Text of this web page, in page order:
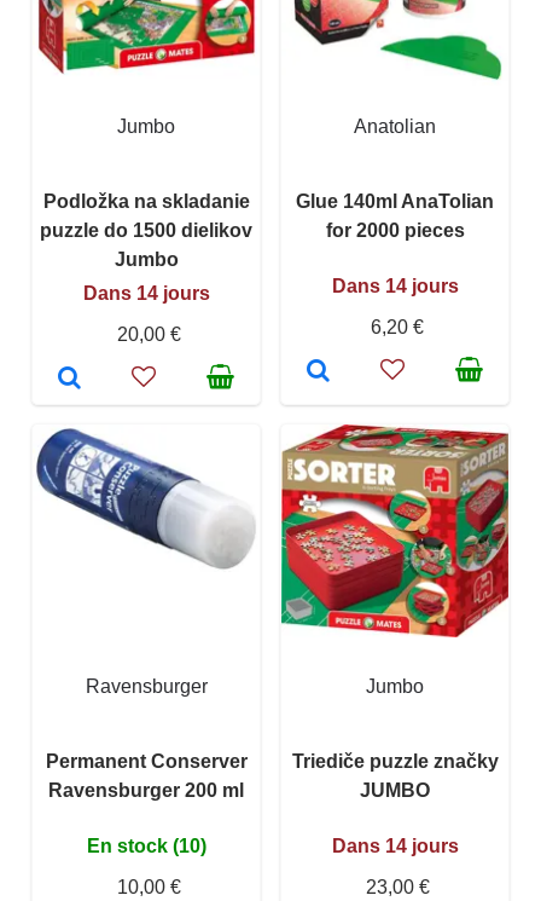
Jumbo
Podložka na skladanie
puzzle do 1500 dielikov
Jumbo
Dans 14 jours
20,00 €
Anatolian
Glue 140ml AnaTolian
for 2000 pieces
Dans 14 jours
6,20 €
Ravensburger
Permanent Conserver
Ravensburger 200 ml
En stock (10)
10,00 €
Jumbo
Triediče puzzle značky
JUMBO
Dans 14 jours
23,00 €